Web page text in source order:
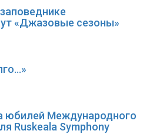
«Джазовые сезоны»
юбилей Международного
Ruskeala Symphony